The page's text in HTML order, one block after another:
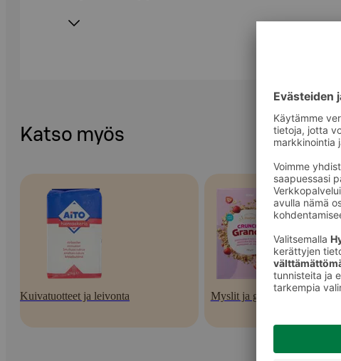
Katso myös
Kuivatuotteet ja leivonta Myslit ja granolat